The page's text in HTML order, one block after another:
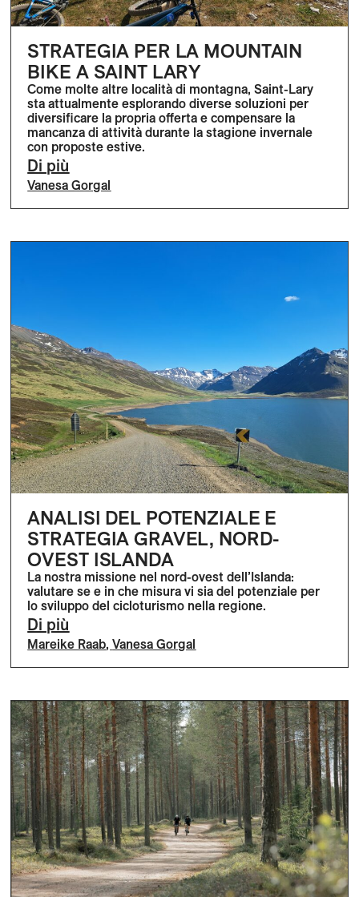
STRATEGIA PER LA MOUNTAIN
BIKE A SAINT LARY
Come molte altre località di montagna, Saint-Lary
sta attualmente esplorando diverse soluzioni per
diversificare la propria offerta e compensare la
mancanza di attività durante la stagione invernale
con proposte estive.
Di più
Vanesa Gorgal
ANALISI DEL POTENZIALE E
STRATEGIA GRAVEL, NORD-
OVEST ISLANDA
La nostra missione nel nord-ovest dell’Islanda:
valutare se e in che misura vi sia del potenziale per
lo sviluppo del cicloturismo nella regione.
Di più
Mareike Raab,Vanesa Gorgal